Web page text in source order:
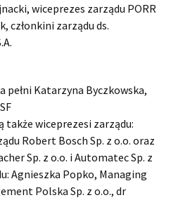
wiceprezes zarządu PORR
członkini zarządu ds.
pełni Katarzyna Byczkowska,
także wiceprezesi zarządu:
Robert Bosch Sp. z o.o. oraz
Sp. z o.o. i Automatec Sp. z
Agnieszka Popko, Managing
Polska Sp. z o.o., dr